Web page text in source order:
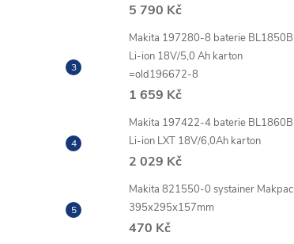
5 790 Kč
Makita 197280-8 baterie BL1850B
Li-ion 18V/5,0 Ah karton
=old196672-8
1 659 Kč
Makita 197422-4 baterie BL1860B
Li-ion LXT 18V/6,0Ah karton
2 029 Kč
Makita 821550-0 systainer Makpac
395x295x157mm
470 Kč